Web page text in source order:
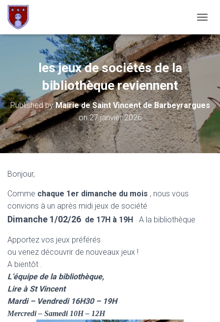
les jeux de sociétés de la
bibliothèque reviennent
Published byMairie de Saint Vincent de Barbeyrargues
on27 janvier 2026
Bonjour,
Comme chaque 1er dimanche du mois , nous vous
convions à un après midi jeux de société
Dimanche 1/02/26 de 17H à 19H A la bibliothèque
Apportez vos jeux préférés
ou venez découvrir de nouveaux jeux !
A bientôt .
L’équipe de la bibliothèque,
Lire à St Vincent
Mardi – Vendredi 16H30 – 19H
Mercredi – Samedi 10H – 12H